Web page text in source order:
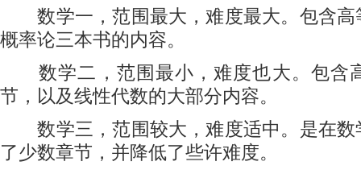
数学一，范围最大，难度最大。包含高
概率论三本书的内容。
数学二，范围最小，难度也大。包含
节，以及线性代数的大部分内容。
数学三，范围较大，难度适中。是在数
了少数章节，并降低了些许难度。